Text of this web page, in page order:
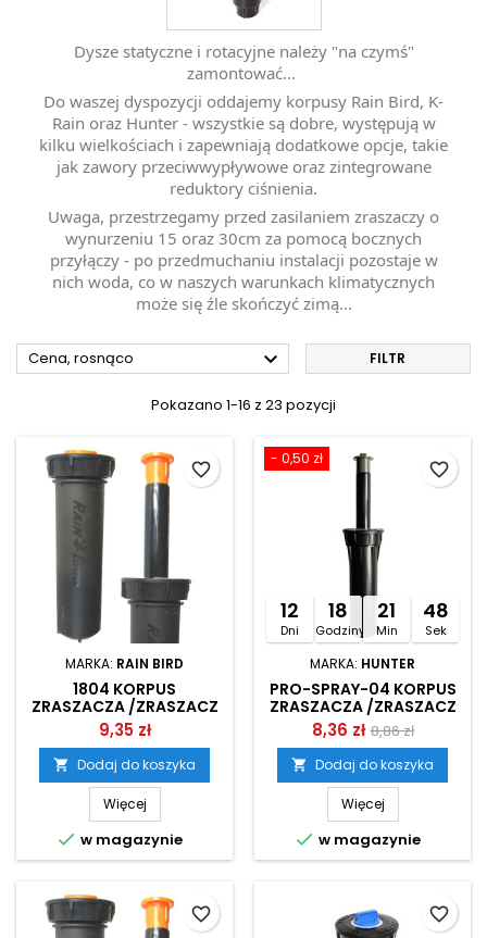
Dysze statyczne i rotacyjne należy "na czymś"
zamontować...
Do waszej dyspozycji oddajemy korpusy Rain Bird, K-
Rain oraz Hunter - wszystkie są dobre, występują w
kilku wielkościach i zapewniają dodatkowe opcje, takie
jak zawory przeciwwypływowe oraz zintegrowane
reduktory ciśnienia.
Uwaga, przestrzegamy przed zasilaniem zraszaczy o
wynurzeniu 15 oraz 30cm za pomocą bocznych
przyłączy - po przedmuchaniu instalacji pozostaje w
nich woda, co w naszych warunkach klimatycznych
może się źle skończyć zimą...
Cena, rosnąco  FILTR
Pokazano 1-16 z 23 pozycji
MARKA: RAIN BIRD
1804 KORPUS
ZRASZACZA /ZRASZACZ
STATYCZNY RAIN BIRD
9,35 zł
 Dodaj do koszyka
Więcej
 w magazynie
favorite_border
- 0,50 zł
12
Dni
18
Godziny
21
Min
47
Sek
MARKA: HUNTER
PRO-SPRAY-04 KORPUS
ZRASZACZA /ZRASZACZ
STATYCZNY HUNTER
8,36 zł 8,86 zł
 Dodaj do koszyka
Więcej
 w magazynie
favorite_border
favorite_border favorite_border